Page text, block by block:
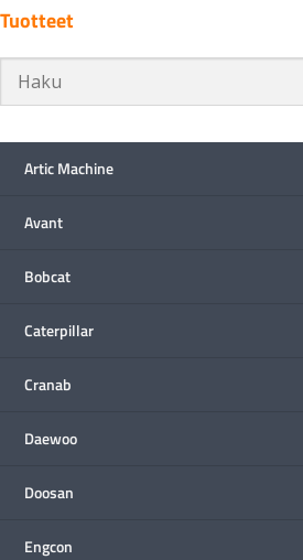
Tuotteet
Artic Machine
Avant
Bobcat
Caterpillar
Cranab
Daewoo
Doosan
Engcon